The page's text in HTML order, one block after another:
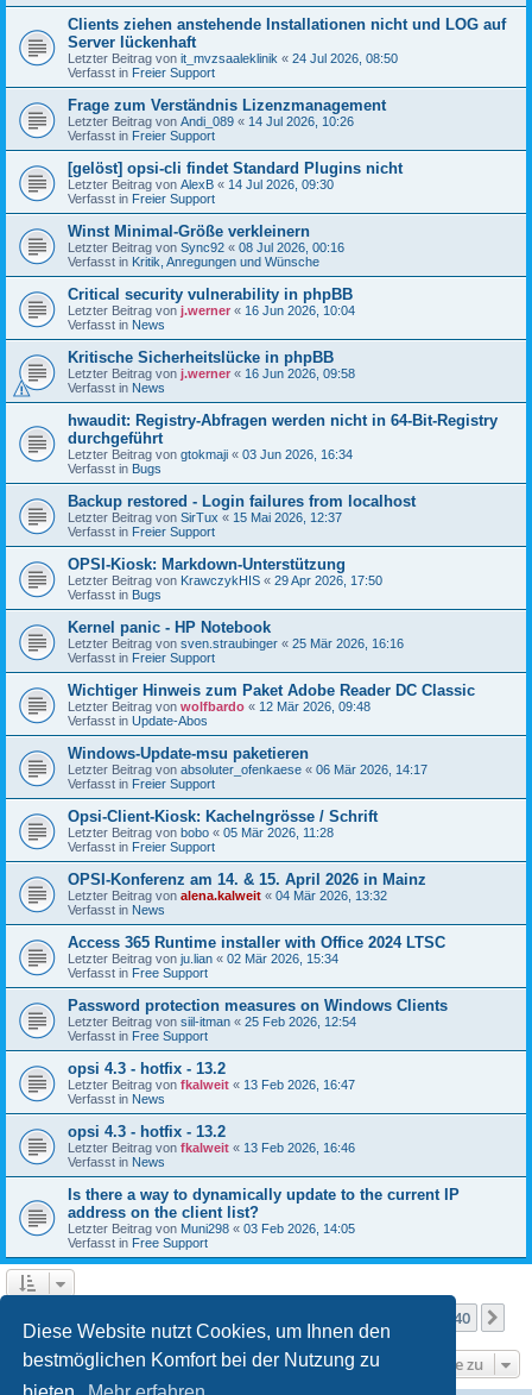
Diese Website nutzt Cookies, um Ihnen den
bestmöglichen Komfort bei der Nutzung zu
Clients ziehen anstehende Installationen nicht und LOG auf
Server lückenhaft
Letzter Beitrag von it_mvzsaaleklinik « 24 Jul 2026, 08:50
Verfasst in Freier Support
Frage zum Verständnis Lizenzmanagement
Letzter Beitrag von Andi_089 « 14 Jul 2026, 10:26
Verfasst in Freier Support
[gelöst] opsi-cli findet Standard Plugins nicht
Letzter Beitrag von AlexB « 14 Jul 2026, 09:30
Verfasst in Freier Support
Winst Minimal-Größe verkleinern
Letzter Beitrag von Sync92 « 08 Jul 2026, 00:16
Verfasst in Kritik, Anregungen und Wünsche
Critical security vulnerability in phpBB
Letzter Beitrag von j.werner « 16 Jun 2026, 10:04
Verfasst in News
Kritische Sicherheitslücke in phpBB
Letzter Beitrag von j.werner « 16 Jun 2026, 09:58
Verfasst in News
hwaudit: Registry-Abfragen werden nicht in 64-Bit-Registry
durchgeführt
Letzter Beitrag von gtokmaji « 03 Jun 2026, 16:34
Verfasst in Bugs
Backup restored - Login failures from localhost
Letzter Beitrag von SirTux « 15 Mai 2026, 12:37
Verfasst in Freier Support
OPSI-Kiosk: Markdown-Unterstützung
Letzter Beitrag von KrawczykHIS « 29 Apr 2026, 17:50
Verfasst in Bugs
Kernel panic - HP Notebook
Letzter Beitrag von sven.straubinger « 25 Mär 2026, 16:16
Verfasst in Freier Support
Wichtiger Hinweis zum Paket Adobe Reader DC Classic
Letzter Beitrag von wolfbardo « 12 Mär 2026, 09:48
Verfasst in Update-Abos
Windows-Update-msu paketieren
Letzter Beitrag von absoluter_ofenkaese « 06 Mär 2026, 14:17
Verfasst in Freier Support
Opsi-Client-Kiosk: Kachelngrösse / Schrift
Letzter Beitrag von bobo « 05 Mär 2026, 11:28
Verfasst in Freier Support
OPSI-Konferenz am 14. & 15. April 2026 in Mainz
Letzter Beitrag von alena.kalweit « 04 Mär 2026, 13:32
Verfasst in News
Access 365 Runtime installer with Office 2024 LTSC
Letzter Beitrag von ju.lian « 02 Mär 2026, 15:34
Verfasst in Free Support
Password protection measures on Windows Clients
Letzter Beitrag von siil-itman « 25 Feb 2026, 12:54
Verfasst in Free Support
opsi 4.3 - hotfix - 13.2
Letzter Beitrag von fkalweit « 13 Feb 2026, 16:47
Verfasst in News
opsi 4.3 - hotfix - 13.2
Letzter Beitrag von fkalweit « 13 Feb 2026, 16:46
Verfasst in News
Is there a way to dynamically update to the current IP
address on the client list?
Letzter Beitrag von Muni298 « 03 Feb 2026, 14:05
Verfasst in Free Support
40
Gehe zu